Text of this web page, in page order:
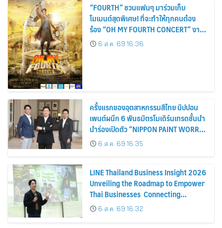
“FOURTH” ชวนแฟนๆ มาร่วมเก็บ
โมเมนต์สุดพิเศษ! ที่จะทำให้ทุกคนต้อง
ร้อง “OH MY FOURTH CONCERT” งาน
คอนเสิร์ตเดี่ยวครั้งยิ่งใหญ่สุดมหัศจรรย์ 3
วัน 16-17-18 ตุลาคมนี้ ปักหมุดกดบัตร 16
6 ส.ค. 69 16:36
ครั้งแรกของอุตสาหกรรมสีไทย นิปปอน
เพนต์ผนึก 6 พันธมิตรโมเดิร์นเทรดชั้นนำ
นำร่องเปิดตัว “NIPPON PAINT WORRY
FREE” โปรแกรมดูแลคุณภาพฟิล์มสีหลัง
การขาย
6 ส.ค. 69 16:35
LINE Thailand Business Insight 2026
Unveiling the Roadmap to Empower
Thai Businesses Connecting
Businesses, Consumers, and
Partners for Sustainable Growth
6 ส.ค. 69 16:32